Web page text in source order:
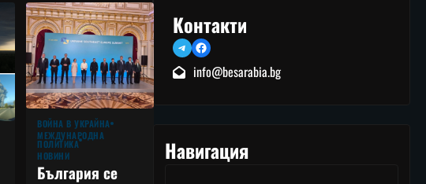
ВОЙНА В УКРАЙНА
МЕЖДУНАРОДНА
ПОЛИТИКА
НОВИНИ
България се
Контакти
TelegramFacebook
info@besarabia.bg
Навигация